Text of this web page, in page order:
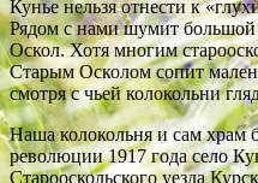
Кунье нельзя отнести к
Рядом с нами шумит
Оскол. Хотя многим
Старым Осколом сопит
смотря с чьей колокольни
Наша колокольня и сам храм
революции 1917 года село
Старооскольского уезда